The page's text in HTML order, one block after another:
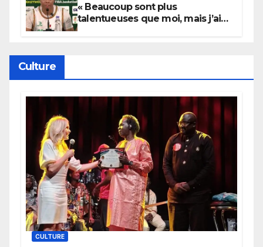
« Beaucoup sont plus
talentueuses que moi, mais j’ai
Culture
CULTURE